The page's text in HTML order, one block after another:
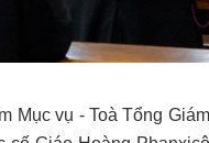
Mục vụ - Toà Tổng